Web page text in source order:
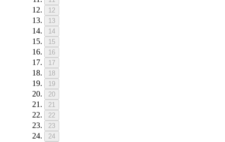
12
13
14
15
16
17
18
19
20
21
22
23
24